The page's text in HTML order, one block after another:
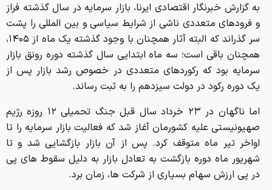
به گزارش خبرنگار اقتصادی ایرنا، بازار سرمایه در سال گذشته فراز
و فرودهای متعددی ناشی از شرایط سیاسی و بین المللی را پشت
سر گذراند که البته آثار همچنان با وجود گذشته یک ماه از ۱۴۰۵،
همچنان باقی است؛ سه ماه ابتدایی سال گذشته دوره رونق بازار
سرمایه بود که رکوردهای متعددی در خصوص رشد بازار پس از
یک دوره رکود در دولت سیزدهم را به ثبت رساند.
اما ناگهان در ۲۳ خرداد سال قبل جنگ تحمیلی ۱۲ روزه رژیم
صهیونیستی علیه کشورمان آغاز شد که فعالیت بازار سرمایه را تا
اواخر تیر ماه متوقف کرد. پس از آن بازار بازگشایی شد و تا
شهریور ماه دوره بازگشت به تعادل بازار به دلیل سقوط های پی
در پی ارزش سهام بسیاری از شرکت ها، زمان برد.